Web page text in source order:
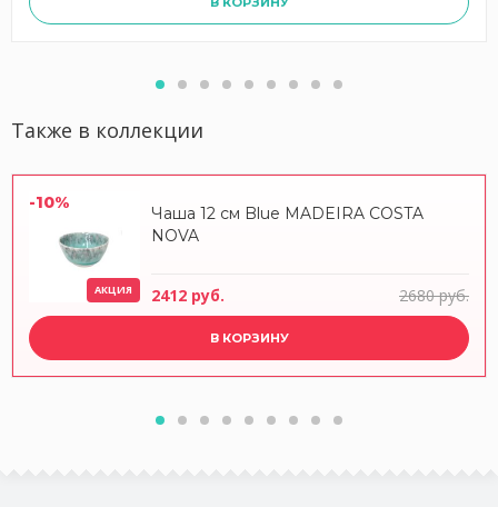
Также в коллекции
-10%
АКЦИЯ
Чаша 12 см Blue MADEIRA COSTA
NOVA
2412 руб. 2680 руб.
В КОРЗИНУ